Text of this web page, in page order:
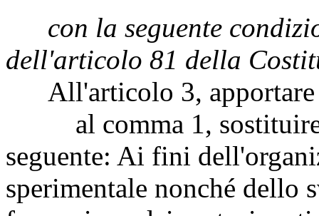
con la seguente
dell'articolo 81 della
All'articolo 3, apportare
al comma 1, sostituire
seguente: Ai fini
sperimentale nonché